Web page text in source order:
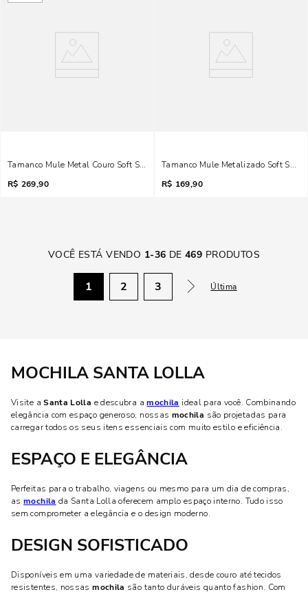
Tamanco Mule Metal Couro Soft Salto Grosso Off White
R$ 269,90
Tamanco Mule Metalizado Soft
R$ 169,90
VOCÊ ESTÁ VENDO 1-36 DE469 PRODUTOS
1 2 3 Última
MOCHILA SANTA LOLLA
Visite aSanta Lolla e descubra amochila ideal para você. Combinando
elegância com espaço generoso, nossas mochila são projetadas para
carregar todos os seus itens essenciais com muito estilo e eficiência.
ESPAÇO E ELEGÂNCIA
Perfeitas para o trabalho, viagens ou mesmo para um dia de compras,
asmochila da Santa Lolla oferecem amplo espaço interno. Tudo isso
sem comprometer a elegância e o design moderno.
DESIGN SOFISTICADO
Disponíveis em uma variedade de materiais, desde couro até tecidos
resistentes, nossasmochila são tanto duráveis quanto fashion. Com